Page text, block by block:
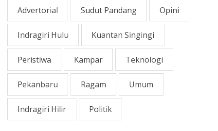
Advertorial Sudut Pandang Opini
Indragiri Hulu Kuantan Singingi
Peristiwa Kampar Teknologi
Pekanbaru Ragam Umum
Indragiri Hilir Politik